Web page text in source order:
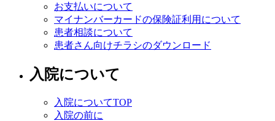
お支払いについて
マイナンバーカードの保険証利用について
患者相談について
患者さん向けチラシのダウンロード
入院について
入院についてTOP
入院の前に